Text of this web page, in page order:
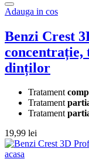
Adauga in cos
Benzi Crest
dinților
Tratament
Tratament
Tratament
19,99 lei